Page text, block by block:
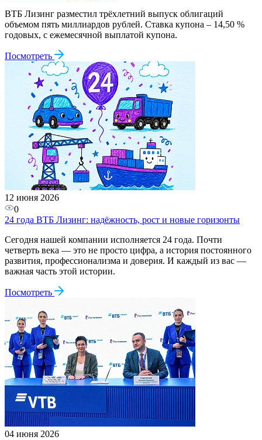
ВТБ Лизинг разместил трёхлетний выпуск облигаций
объемом пять миллиардов рублей. Ставка купона – 14,50 %
годовых, с ежемесячной выплатой купона.
Посмотреть
12 июня 2026
0
24 года ВТБ Лизинг: надёжность, рост и новые горизонты
Сегодня нашей компании исполняется 24 года. Почти
четверть века — это не просто цифра, а история постоянного
развития, профессионализма и доверия. И каждый из вас —
важная часть этой истории.
Посмотреть
04 июня 2026